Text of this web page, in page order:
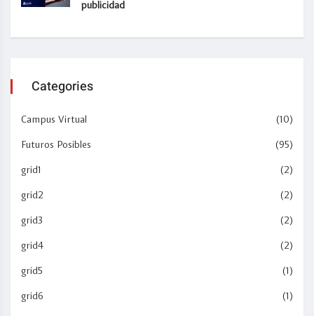
publicidad
Categories
Campus Virtual (10)
Futuros Posibles (95)
grid1 (2)
grid2 (2)
grid3 (2)
grid4 (2)
grid5 (1)
grid6 (1)